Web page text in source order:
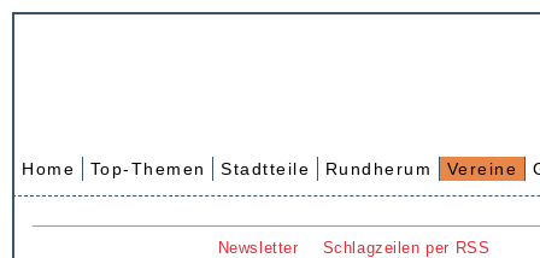
Home Top-Themen Stadtteile Rundherum Vereine
Newsletter Schlagzeilen per RSS